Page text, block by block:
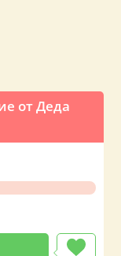
от Деда